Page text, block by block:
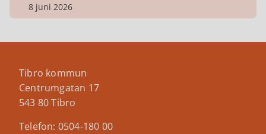
8 juni 2026
Tibro kommun
Centrumgatan 17
543 80 Tibro
Telefon: 0504-180 00